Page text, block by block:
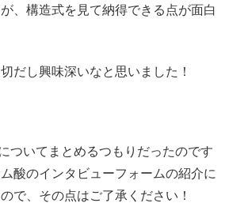
、構造式を見て納得できる点が面白
だし興味深いなと思いました！
ついてまとめるつもりだったのです
酸のインタビューフォームの紹介に
で、その点はご了承ください！